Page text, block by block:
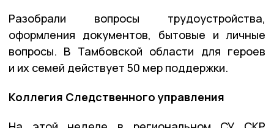
Разобрали вопросы трудоустройства,
оформления документов, бытовые и личные
вопросы. В Тамбовской области для героев
и их семей действует 50 мер поддержки.
Коллегия Следственного управления